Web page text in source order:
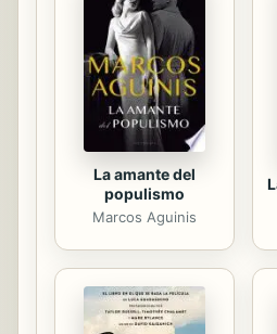
realidad foral
medioevo), el
constitucional
1812) y la
La amante del
populismo
Marcos Aguinis